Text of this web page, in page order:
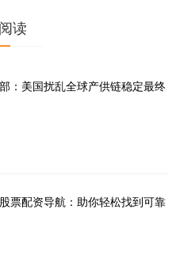
读
：美国扰乱全球产供链稳定最终
票配资导航：助你轻松找到可靠